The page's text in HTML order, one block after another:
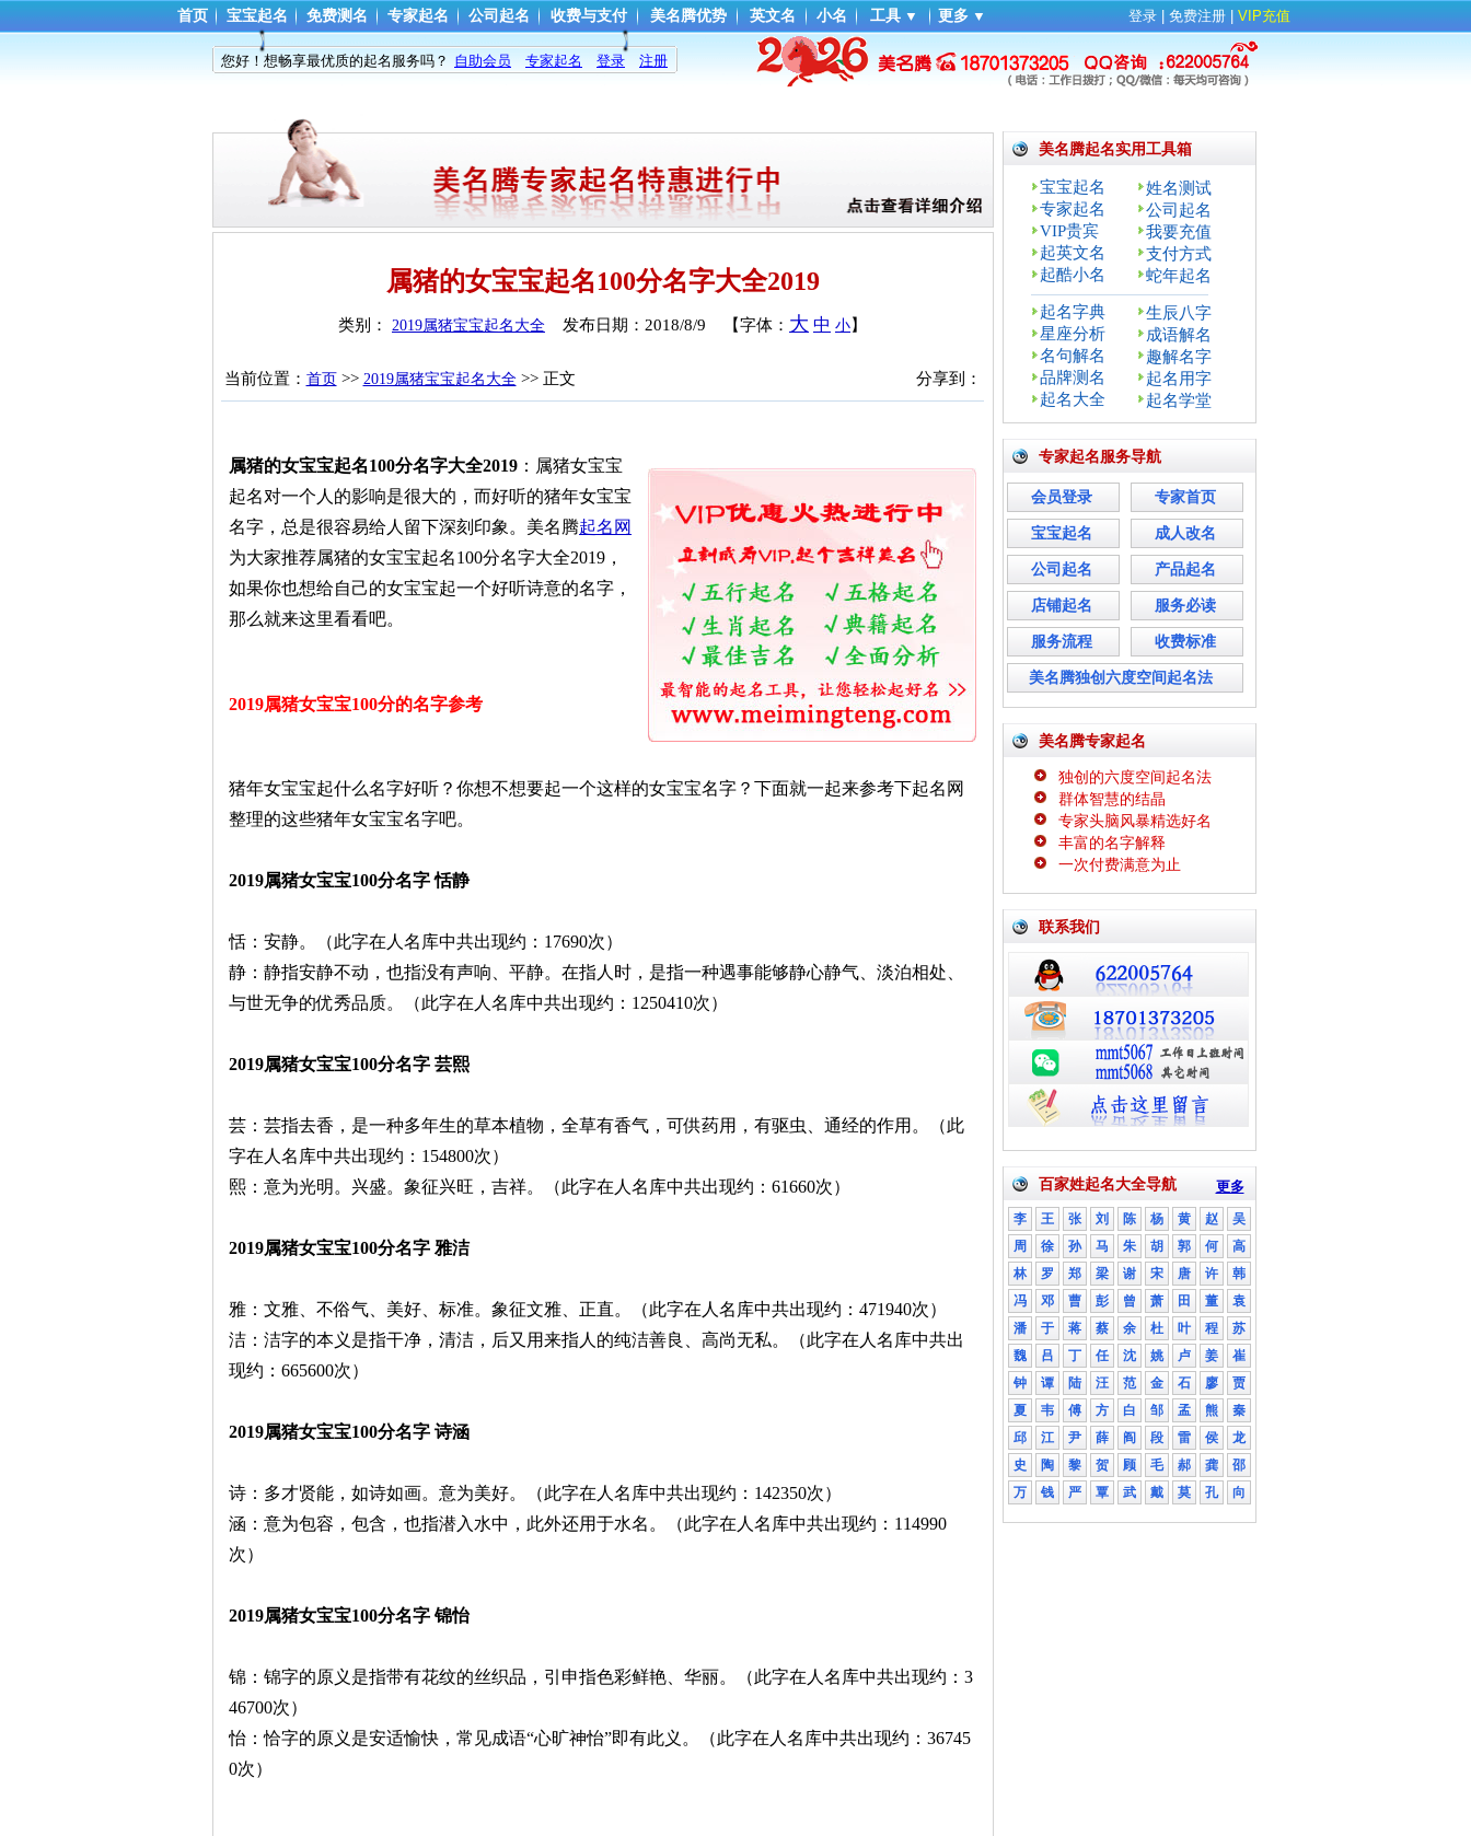
首页 宝宝起名 免费测名 专家起名 公司起名 收费与支付 美名腾优势 英文名 小名 工具 ▼ 更多 ▼ 登录 免费注册 VIP充值
您好！想畅享最优质的起名服务吗？ 自助会员 专家起名 登录 注册
属猪的女宝宝起名100分名字大全2019
类别： 2019属猪宝宝起名大全 发布日期： 2018/8/9 【字体： 大 中 小 】
分享到：
当前位置： 首页>> 2019属猪宝宝起名大全>> 正文
属猪的女宝宝起名100分名字大全2019 ：属猪女宝宝
起名对一个人的影响是很大的，而好听的猪年女宝宝
名字，总是很容易给人留下深刻印象。美名腾起名网
为大家推荐属猪的女宝宝起名100分名字大全2019，
如果你也想给自己的女宝宝起一个好听诗意的名字，
那么就来这里看看吧。
2019属猪女宝宝100分的名字参考
猪年女宝宝起什么名字好听？你想不想要起一个这样的女宝宝名字？下面就一起来参考下起名网
整理的这些猪年女宝宝名字吧。
2019属猪女宝宝100分名字 恬静
恬：安静。（此字在人名库中共出现约：17690次）
静：静指安静不动，也指没有声响、平静。在指人时，是指一种遇事能够静心静气、淡泊相处、
与世无争的优秀品质。（此字在人名库中共出现约：1250410次）
2019属猪女宝宝100分名字 芸熙
芸：芸指去香，是一种多年生的草本植物，全草有香气，可供药用，有驱虫、通经的作用。（此
字在人名库中共出现约：154800次）
熙：意为光明。兴盛。象征兴旺，吉祥。（此字在人名库中共出现约：61660次）
2019属猪女宝宝100分名字 雅洁
雅：文雅、不俗气、美好、标准。象征文雅、正直。（此字在人名库中共出现约：471940次）
洁：洁字的本义是指干净，清洁，后又用来指人的纯洁善良、高尚无私。（此字在人名库中共出
现约：665600次）
2019属猪女宝宝100分名字 诗涵
诗：多才贤能，如诗如画。意为美好。（此字在人名库中共出现约：142350次）
涵：意为包容，包含，也指潜入水中，此外还用于水名。（此字在人名库中共出现约：114990
次）
2019属猪女宝宝100分名字 锦怡
锦：锦字的原义是指带有花纹的丝织品，引申指色彩鲜艳、华丽。（此字在人名库中共出现约：3
46700次）
怡：恰字的原义是安适愉快，常见成语“心旷神怡”即有此义。（此字在人名库中共出现约：36745
0次）
美名腾起名实用工具箱
宝宝起名
姓名测试
专家起名
公司起名
VIP贵宾
我要充值
起英文名
支付方式
起酷小名
蛇年起名
起名字典
生辰八字
星座分析
成语解名
名句解名
趣解名字
品牌测名
起名用字
起名大全
起名学堂
专家起名服务导航
会员登录 专家首页
宝宝起名 成人改名
公司起名 产品起名
店铺起名 服务必读
服务流程 收费标准
美名腾独创六度空间起名法
美名腾专家起名
独创的六度空间起名法
群体智慧的结晶
专家头脑风暴精选好名
丰富的名字解释
一次付费满意为止
联系我们
更多
百家姓起名大全导航
李 王 张 刘 陈 杨 黄 赵
吴
周
徐 孙 马 朱 胡 郭 何
高
林
罗 郑 梁 谢 宋 唐 许
韩
冯
邓 曹 彭 曾 萧 田 董
袁
潘
于 蒋 蔡 余 杜 叶 程
苏
魏
吕 丁 任 沈 姚 卢 姜
崔
钟
谭 陆 汪 范 金 石 廖
贾
夏
韦 傅 方 白 邹 孟 熊
秦
邱
江 尹 薛 阎 段 雷 侯
龙
史
陶 黎 贺 顾 毛 郝 龚
邵
万
钱 严 覃 武 戴 莫 孔 向